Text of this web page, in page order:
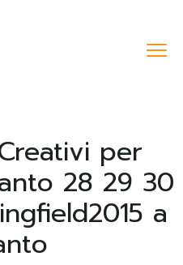
per
28 29 30
a